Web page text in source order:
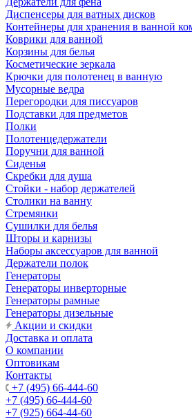
Диспенсеры для ватных дисков
Контейнеры для хранения в ванной
Коврики для ванной
Корзины для белья
Косметические зеркала
Крючки для полотенец в ванную
Мусорные ведра
Перегородки для писсуаров
Подставки для предметов
Полки
Полотенцедержатели
Поручни для ванной
Сиденья
Скребки для душа
Стойки - набор держателей
Столики на ванну
Стремянки
Сушилки для белья
Шторы и карнизы
Наборы аксессуаров для ванной
Держатели полок
Генераторы
Генераторы инверторные
Генераторы рамные
Генераторы дизельные
Акции и скидки
Доставка и оплата
О компании
Оптовикам
Контакты
+7 (495) 66-444-60
+7 (495) 66-444-60
+7 (925) 664-44-60